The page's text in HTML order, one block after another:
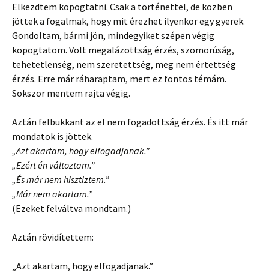
Elkezdtem kopogtatni. Csak a történettel, de közben
jöttek a fogalmak, hogy mit érezhet ilyenkor egy gyerek.
Gondoltam, bármi jön, mindegyiket szépen végig
kopogtatom. Volt megalázottság érzés, szomorúság,
tehetetlenség, nem szeretettség, meg nem értettség
érzés. Erre már ráharaptam, mert ez fontos témám.
Sokszor mentem rajta végig.
Aztán felbukkant az el nem fogadottság érzés. És itt már
mondatok is jöttek.
„Azt akartam, hogy elfogadjanak.”
„Ezért én változtam.”
„És már nem hisztiztem.”
„Már nem akartam.”
(Ezeket felváltva mondtam.)
Aztán rövidítettem:
„Azt akartam, hogy elfogadjanak.”